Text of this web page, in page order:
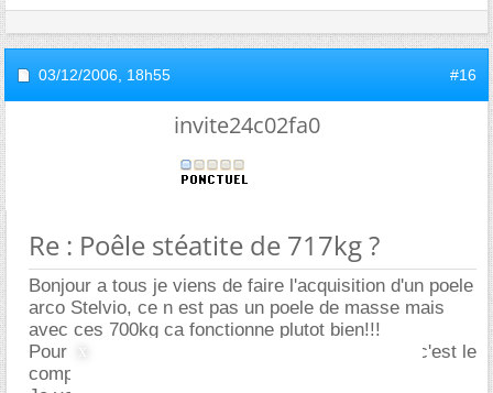
03/12/2006, 18h55 #16
invite24c02fa0
Re : Poêle stéatite de 717kg ?
Bonjour a tous je viens de faire l'acquisition d'un poele
arco Stelvio, ce n est pas un poele de masse mais
avec ces 700kg ca fonctionne plutot bien!!!
Pour info c'est de la pierre serpentine pour moi c'est le
compromis poele normal et de masse!!